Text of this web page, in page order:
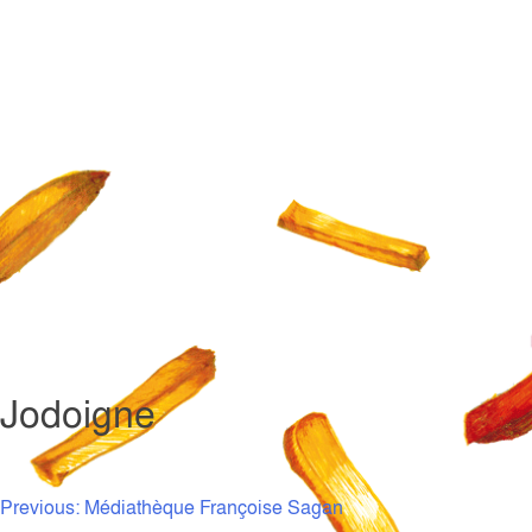
Jodoigne
NAVIGATION
Previous: Médiathèque Françoise Sagan